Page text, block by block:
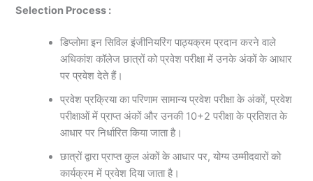
Selection Process :
डिप्लोमा इन सिविल इंजीनियरिंग पाठ्यक्रम प्रदान करने वाले
अधिकांश कॉलेज छात्रों को प्रवेश परीक्षा में उनके अंकों के आधार
पर प्रवेश देते हैं।
प्रवेश प्रक्रिया का परिणाम सामान्य प्रवेश परीक्षा के अंकों, प्रवेश
परीक्षाओं में प्राप्त अंकों और उनकी 10+2 परीक्षा के प्रतिशत के
आधार पर निर्धारित किया जाता है।
छात्रों द्वारा प्राप्त कुल अंकों के आधार पर, योग्य उम्मीदवारों को
कार्यक्रम में प्रवेश दिया जाता है।